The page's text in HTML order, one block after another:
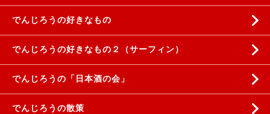
でんじろうの好きなもの
でんじろうの好きなもの２（サーフィン）
でんじろうの「日本酒の会」
でんじろうの散策